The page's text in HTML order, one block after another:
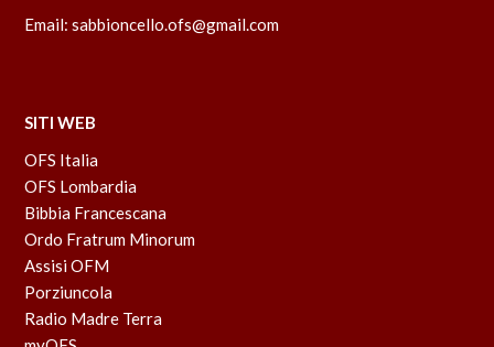
Email:sabbioncello.ofs@gmail.com
SITI WEB
OFS Italia
OFS Lombardia
Bibbia Francescana
Ordo Fratrum Minorum
Assisi OFM
Porziuncola
Radio Madre Terra